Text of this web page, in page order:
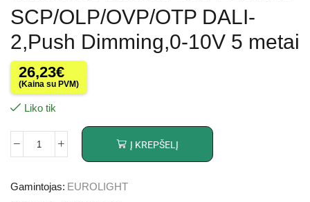
SCP/OLP/OVP/OTP DALI-
2,Push Dimming,0-10V 5 metai
26,23€
(Kaina su PVM)
Liko tik
Į KREPŠELĮ
Gamintojas: EUROLIGHT